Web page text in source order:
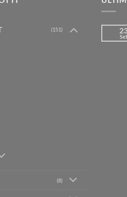
(151)
(8)
Set